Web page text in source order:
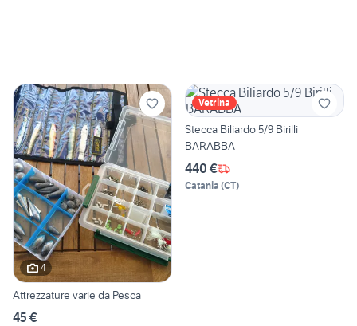
4
Attrezzature varie da Pesca
45 €
Vetrina
Stecca Biliardo 5/9 Birilli
BARABBA
440 €
Catania (CT)